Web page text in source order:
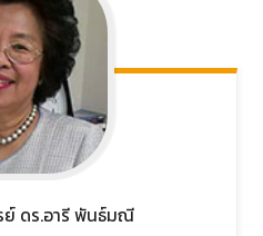
ย์ ดร.อารีพันธ์มณี